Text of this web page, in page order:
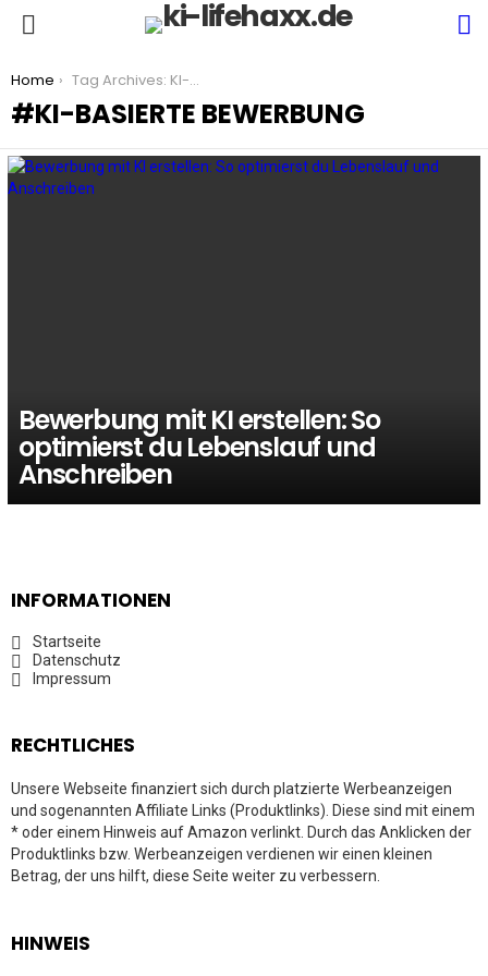
You are here:
Home Tag Archives: KI-basierte Bewerbung
KI-BASIERTE BEWERBUNG
LATEST
Bewerbung mit KI erstellen: So
optimierst du Lebenslauf und
Anschreiben
INFORMATIONEN
Startseite
Datenschutz
Impressum
RECHTLICHES
Unsere Webseite finanziert sich durch platzierte Werbeanzeigen
und sogenannten Affiliate Links (Produktlinks). Diese sind mit einem
* oder einem Hinweis auf Amazon verlinkt. Durch das Anklicken der
Produktlinks bzw. Werbeanzeigen verdienen wir einen kleinen
Betrag, der uns hilft, diese Seite weiter zu verbessern.
HINWEIS